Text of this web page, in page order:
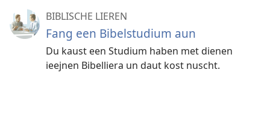
BIBLISCHE LIEREN
Fang een Bibelstudium aun
Du kaust een Studium haben met dienen
ieejnen Bibelliera un daut kost nuscht.